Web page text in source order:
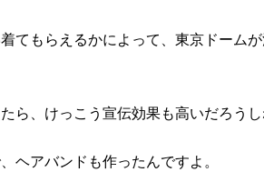
てもらえるかによって、東京ドーム
ら、けっこう宣伝効果も高いだろうし
ヘアバンドも作ったんですよ。